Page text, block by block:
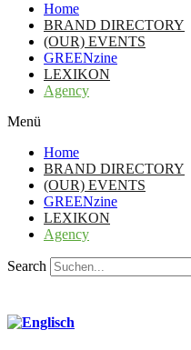
Home
BRAND DIRECTORY
(OUR) EVENTS
GREENzine
LEXIKON
Agency
Menü
Home
BRAND DIRECTORY
(OUR) EVENTS
GREENzine
LEXIKON
Agency
Search